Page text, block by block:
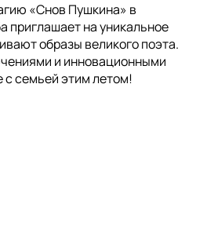
«Снов Пушкина» в
приглашает на уникальное
образы великого поэта.
и инновационными
с семьей этим летом!